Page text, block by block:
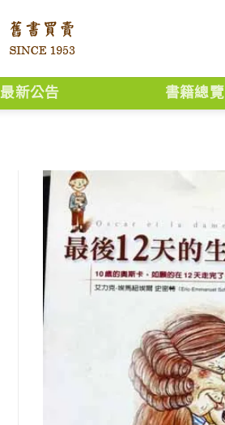
最新公告 書籍總覽